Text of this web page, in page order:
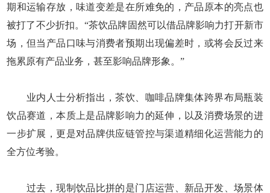
期和运输存放，味道变差是在所难免的，产品原本的亮点也
被打了不少折扣。“茶饮品牌固然可以借品牌影响力打开新市
场，但当产品口味与消费者预期出现偏差时，或将会反过来
拖累原有产品业务，甚至影响品牌形象。”
业内人士分析指出，茶饮、咖啡品牌集体跨界布局瓶装
饮品赛道，本质上是品牌影响力的延伸，以及消费场景的进
一步扩展，更是对品牌供应链管控与渠道精细化运营能力的
全方位考验。
过去，现制饮品比拼的是门店运营、新品开发、场景体